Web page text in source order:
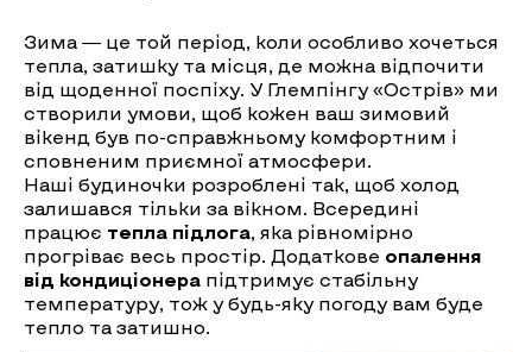
Зима — це той період, коли особливо хочеться
тепла, затишку та місця, де можна відпочити
від щоденної поспіху. У Глемпінгу «Острів» ми
створили умови, щоб кожен ваш зимовий
вікенд був по-справжньому комфортним і
сповненим приємної атмосфери.
Наші будиночки розроблені так, щоб холод
залишався тільки за вікном. Всередині
працює тепла підлога, яка рівномірно
прогріває весь простір. Додаткове опалення
від кондиціонера підтримує стабільну
температуру, тож у будь-яку погоду вам буде
тепло та затишно.